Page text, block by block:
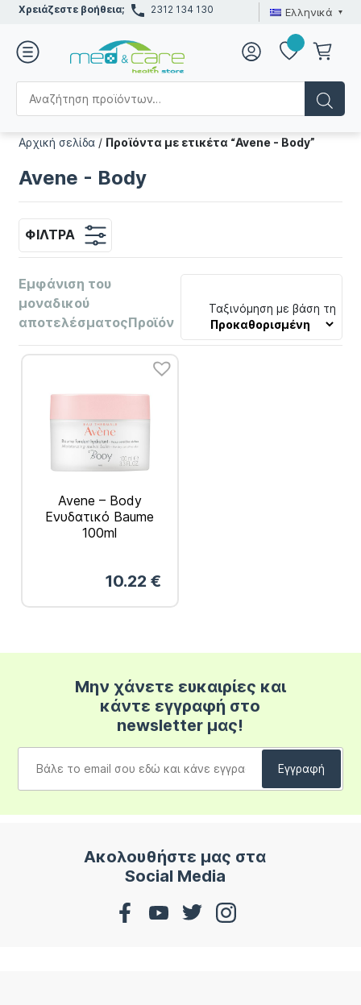
Χρειάζεστε βοήθεια; 2312 134 130 Ελληνικά
Αρχική σελίδα / Προϊόντα με ετικέτα “Avene - Body”
Avene - Body
ΦΊΛΤΡΑ
Εμφάνιση του
μοναδικού
αποτελέσματοςΠροϊόν
Ταξινόμηση με βάση τη
Avene – Body
Ενυδατικό Baume
100ml
10.22 €
Μην χάνετε ευκαιρίες και
κάντε εγγραφή στο
newsletter μας!
Ακολουθήστε μας στα
Social Media